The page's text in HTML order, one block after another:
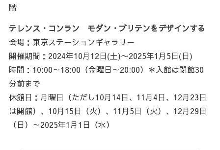
階
テレンス・コンラン モダン・ブリテンをデザインする
会場：東京ステーションギャラリー
開催期間：2024年10月12日(土)〜2025年1月5日(日)
時間：10:00～18:00（金曜日～20:00）＊入館は閉館30
分前まで
休館日：月曜日（ただし10月14日、11月4日、12月23日
は開館）、10月15日（火）、11月5日（火）、12月29日
（日）～2025年1月1日（水）